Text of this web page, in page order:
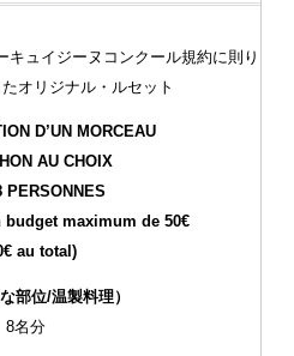
キュイジーヌコンクール規約に則り
オリジナル・ルセット
D’UN MORCEAU
AU CHOIX
PERSONNES
budget maximum de 50€
au total)
部位/温製料理）
8名分